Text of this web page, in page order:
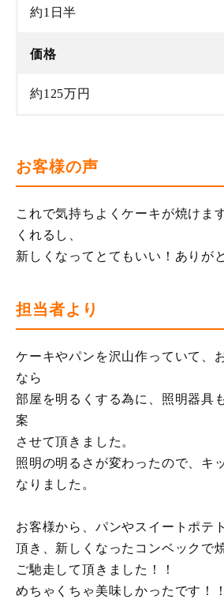
約1日半
価格
約125万円
お客様の声
これで気持ちよくケーキが焼けま
くれるし、
新しくなってとてもいい！ありが
担当者より
ケーキやパンを沢山作っていて、
なら
部屋を明るくする為に、照明器具
案
させて頂きました。
照明の明るさが変わったので、キ
なりました。
お客様から、パンやスイートポテ
頂き、新しくなったコンベックで
ご馳走して頂きました！！
めちゃくちゃ美味しかったです！！